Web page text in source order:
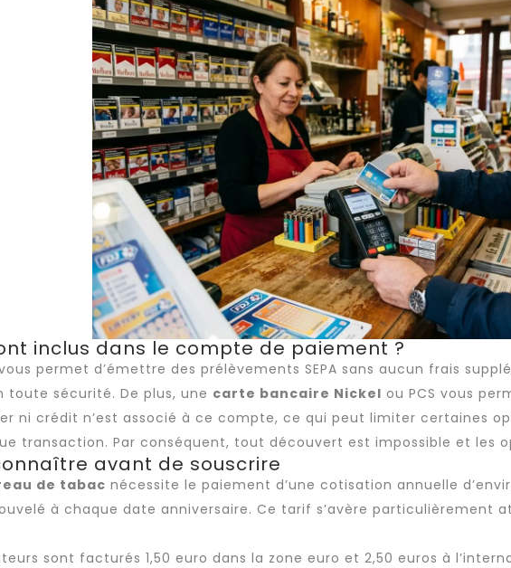
inclus dans le compte de paiement ?
permet d’émettre des prélèvements SEPA sans aucun frais
toute sécurité. De plus, une carte bancaire Nickel ou PCS vous
ni crédit n’est associé à ce compte, ce qui peut limiter certaines
transaction. Par conséquent, tout découvert est impossible et les
avant de souscrire
de tabac nécessite le paiement d’une cotisation annuelle
à chaque date anniversaire. Ce tarif s’avère particulièrement
sont facturés 1,50 euro dans la zone euro et 2,50 euros à